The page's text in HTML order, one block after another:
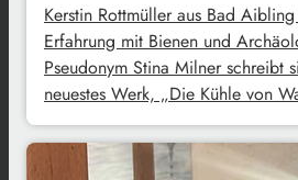
Kerstin Rottmüller aus Bad
Erfahrung mit Bienen und
Pseudonym Stina Milner schreibt
neuestes Werk, „Die Kühle von